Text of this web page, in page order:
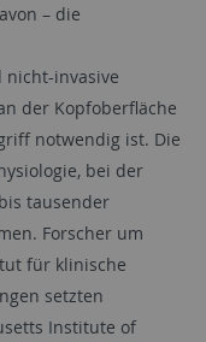
– die
nicht-invasive
der Kopfoberfläche
notwendig ist. Die
bei der
tausender
Forscher um
für klinische
setzten
Institute of